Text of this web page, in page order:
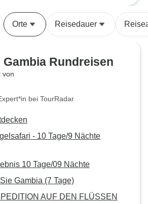
Orte Reisedauer
Gambia Rundreisen
von
bei TourRadar
- 10 Tage/9 Nächte
10 Tage/09 Nächte
Gambia (7 Tage)
AUF DEN FLÜSSEN